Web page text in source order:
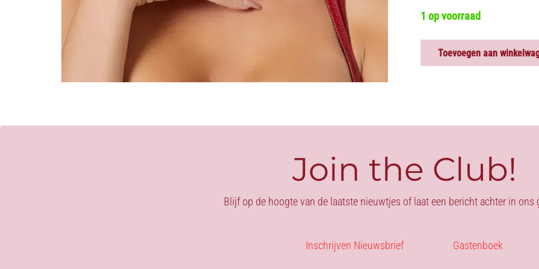
1 op voorraad
PRUIKToevoegen aan
Join the Club!
Blijf op de hoogte van de laatste nieuwtjes of laat een bericht achter in ons
Inschrijven Nieuwsbrief Gastenboek